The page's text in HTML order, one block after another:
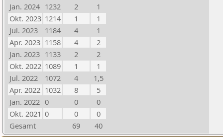
Jan. 2024 1232 2
1
Okt. 2023 1214 1
1
Jul. 2023
1184 4
1
Apr. 2023 1158 4
2
Jan. 2023 1133 2
2
Okt. 2022 1089 1
1
Jul. 2022
1072 4
1,5
Apr. 2022 1032 8
5
Jan. 2022 0 0
0
Okt. 2021 0 0
0
Gesamt
69 40